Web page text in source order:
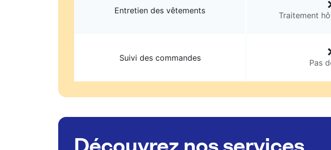
Entretien des vêtements Traitement
Suivi des commandes Pas
Découvrez nos services